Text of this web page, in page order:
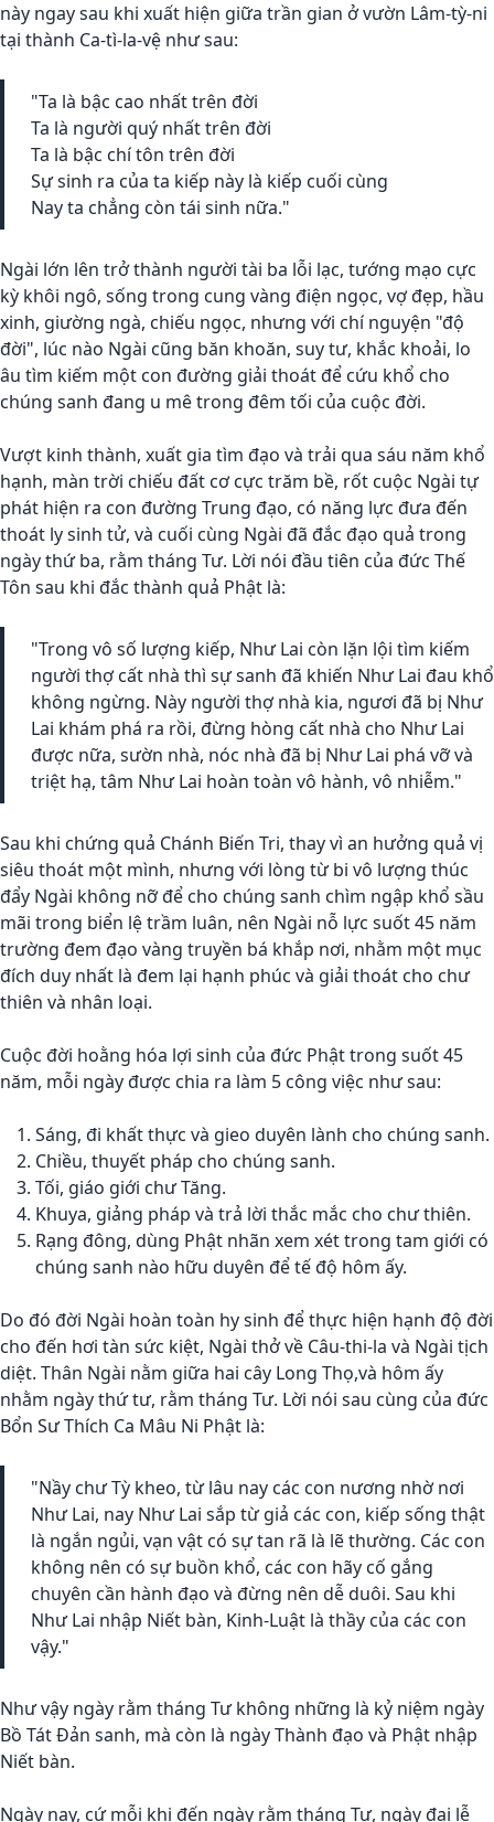
này ngay sau khi xuất hiện giữa trần gian ở vườn Lâm-tỳ-ni
tại thành Ca-tì-la-vệ như sau:
"Ta là bậc cao nhất trên đời
Ta là người quý nhất trên đời
Ta là bậc chí tôn trên đời
Sự sinh ra của ta kiếp này là kiếp cuối cùng
Nay ta chẳng còn tái sinh nữa."
Ngài lớn lên trở thành người tài ba lỗi lạc, tướng mạo cực
kỳ khôi ngô, sống trong cung vàng điện ngọc, vợ đẹp, hầu
xinh, giường ngà, chiếu ngọc, nhưng với chí nguyện "độ
đời", lúc nào Ngài cũng băn khoăn, suy tư, khắc khoải, lo
âu tìm kiếm một con đường giải thoát để cứu khổ cho
chúng sanh đang u mê trong đêm tối của cuộc đời.
Vượt kinh thành, xuất gia tìm đạo và trải qua sáu năm khổ
hạnh, màn trời chiếu đất cơ cực trăm bề, rốt cuộc Ngài tự
phát hiện ra con đường Trung đạo, có năng lực đưa đến
thoát ly sinh tử, và cuối cùng Ngài đã đắc đạo quả trong
ngày thứ ba, rằm tháng Tư. Lời nói đầu tiên của đức Thế
Tôn sau khi đắc thành quả Phật là:
"Trong vô số lượng kiếp, Như Lai còn lặn lội tìm kiếm
người thợ cất nhà thì sự sanh đã khiến Như Lai đau khổ
không ngừng. Này người thợ nhà kia, ngươi đã bị Như
Lai khám phá ra rồi, đừng hòng cất nhà cho Như Lai
được nữa, sườn nhà, nóc nhà đã bị Như Lai phá vỡ và
triệt hạ, tâm Như Lai hoàn toàn vô hành, vô nhiễm."
Sau khi chứng quả Chánh Biến Tri, thay vì an hưởng quả vị
siêu thoát một mình, nhưng với lòng từ bi vô lượng thúc
đẩy Ngài không nỡ để cho chúng sanh chìm ngập khổ sầu
mãi trong biển lệ trầm luân, nên Ngài nỗ lực suốt 45 năm
trường đem đạo vàng truyền bá khắp nơi, nhằm một mục
đích duy nhất là đem lại hạnh phúc và giải thoát cho chư
thiên và nhân loại.
Cuộc đời hoằng hóa lợi sinh của đức Phật trong suốt 45
năm, mỗi ngày được chia ra làm 5 công việc như sau:
Sáng, đi khất thực và gieo duyên lành cho chúng sanh.
Chiều, thuyết pháp cho chúng sanh.
Tối, giáo giới chư Tăng.
Khuya, giảng pháp và trả lời thắc mắc cho chư thiên.
Rạng đông, dùng Phật nhãn xem xét trong tam giới có
chúng sanh nào hữu duyên để tế độ hôm ấy.
Do đó đời Ngài hoàn toàn hy sinh để thực hiện hạnh độ đời
cho đến hơi tàn sức kiệt, Ngài thở về Câu-thi-la và Ngài tịch
diệt. Thân Ngài nằm giữa hai cây Long Thọ,và hôm ấy
nhằm ngày thứ tư, rằm tháng Tư. Lời nói sau cùng của đức
Bổn Sư Thích Ca Mâu Ni Phật là:
"Nầy chư Tỳ kheo, từ lâu nay các con nương nhờ nơi
Như Lai, nay Như Lai sắp từ giả các con, kiếp sống thật
là ngắn ngủi, vạn vật có sự tan rã là lẽ thường. Các con
không nên có sự buồn khổ, các con hãy cố gắng
chuyên cần hành đạo và đừng nên dễ duôi. Sau khi
Như Lai nhập Niết bàn, Kinh-Luật là thầy của các con
vậy."
Như vậy ngày rằm tháng Tư không những là kỷ niệm ngày
Bồ Tát Ðản sanh, mà còn là ngày Thành đạo và Phật nhập
Niết bàn.
Ngày nay, cứ mỗi khi đến ngày rằm tháng Tư, ngày đại lễ